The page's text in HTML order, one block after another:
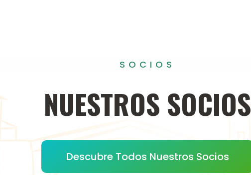
SOCIOS
NUESTROS SOCIOS
Descubre Todos Nuestros Socios